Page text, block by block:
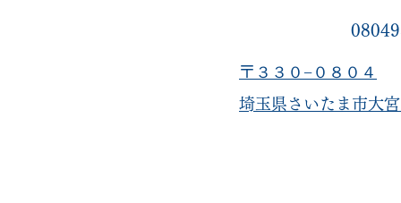
〒３３０−０８０４
埼玉県さいたま市大